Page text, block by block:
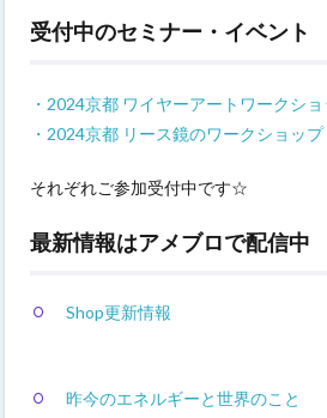
受付中のセミナー・イベント
・2024京都 ワイヤーアートワーク
・2024京都 リース鏡のワークショッ
それぞれご参加受付中です☆
最新情報はアメブロで配信中
Shop更新情報
昨今のエネルギーと世界のこと